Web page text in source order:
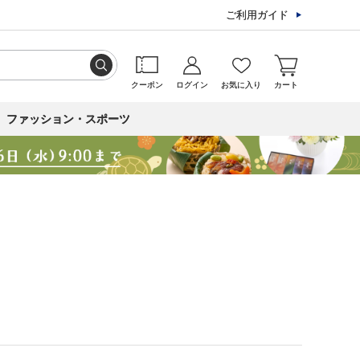
ご利用ガイド
クーポン ログイン お気に入り カート
ファッション・スポーツ